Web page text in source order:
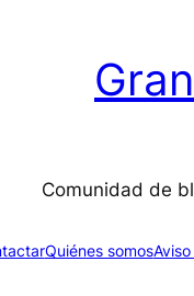
Comunidad de
Quiénes somos